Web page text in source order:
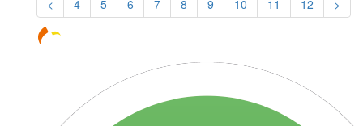
< 4 5 6 7 8 9 10 11 12 >